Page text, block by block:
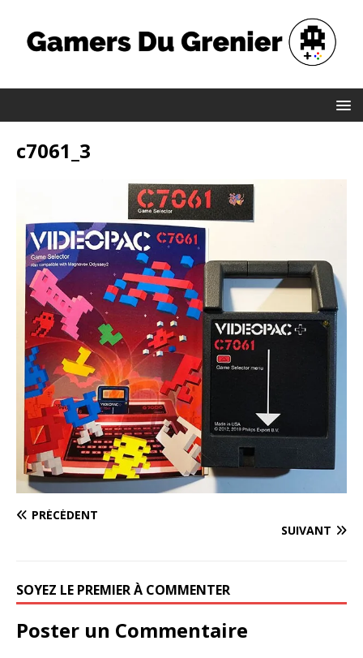
c7061_3
PRÉCÉDENT
SUIVANT
SOYEZ LE PREMIER À COMMENTER
Poster un Commentaire